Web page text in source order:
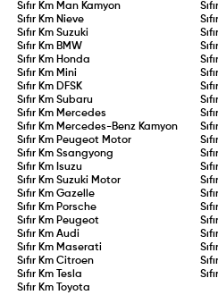
Sıfır Km Man Kamyon
Sıfır Km Nieve
Sıfır KmSuzuki
Sıfır Km BMW
Sıfır Km Honda
Sıfır Km Mini
Sıfır Km DFSK
Sıfır KmSubaru
Sıfır Km Mercedes
Sıfır Km Mercedes-Benz Kamyon
Sıfır Km Peugeot Motor
Sıfır KmSsangyong
Sıfır Km Isuzu
Sıfır KmSuzuki Motor
Sıfır KmGazelle
Sıfır Km Porsche
Sıfır Km Peugeot
Sıfır KmAudi
Sıfır Km Maserati
Sıfır KmCitroen
Sıfır Km
Tesla
Sıfır Km
Toyota